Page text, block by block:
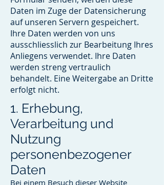
Daten im Zuge der Datensicherung
auf unseren Servern gespeichert.
Ihre Daten werden von uns
ausschliesslich zur Bearbeitung Ihres
Anliegens verwendet. Ihre Daten
werden streng vertraulich
behandelt. Eine Weitergabe an Dritte
erfolgt nicht.
1. Erhebung,
Verarbeitung und
Nutzung
personenbezogener
Daten
Bei einem Besuch dieser Website